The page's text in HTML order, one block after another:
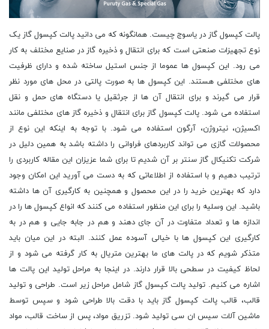
پالت کپسول گاز در یاسوج چیست. همانگونه که می دانید پالت کپسول گاز یک نوع تجهیزات صنعتی است که برای انتقال و ذخیره گاز در صنایع مختلف به کار می رود. این کپسول ها عموما از جنس استیل ساخته شده و دارای ظرفیت های مختلفی هستند. این کپسول ها به صورت پالتی در محل های مورد نظر قرار می گیرند و برای انتقال آن ها از جرثقیل یا دستگاه های حمل و نقل استفاده می شود. پالت کپسول گاز برای انتقال و ذخیره گاز های مختلفی مانند اکسیژن، نیتروژن، آرگون استفاده می شود. با توجه به اینکه این نوع از محصولات گازی می تواند کاربردهای فراوانی را داشته باشد به همین دلیل در شرکت تکنیکال گاز سنتر بر آن شدیم تا برای شما عزیزان این مقاله کاربردی را ترتیب دهیم و با استفاده از اطلاعاتی که به دست می آورید این امکان وجود دارد که بهترین خرید را در این محصول و همچنین به کارگیری آن ها داشته باشید. این وسلیه را برای این منظور استفاده می کنند که انواع کپسول ها را در اندازه ها و تعداد متفاوت در آن جای دهند و هم در جابه جایی و هم در به کارگیری این کپسول ها با خیالی آسوده عمل کنند. البته در این میان باید متذکر شویم که در پالت های ما بهترین متریال به کار گرفته می شود و از لحاظ کیفیت در سطحی بالا قرار دارند. در اینجا به مراحل تولید این پالت ها اشاره می کنیم. تولید پالت کپسول گاز شامل مراحل زیر است. طراحی و تولید قالب، قالب پالت کپسول گاز باید با دقت بالا طراحی شود و سپس توسط ماشین آلات سیس ان سی تولید شود. تزریق مواد، پس از ساخت قالب، مواد پلیمری به داخل قالب تزریق می شود. این مواد عموما شامل پلی پروپیلن است. سرد شدن، پس از تزریق مواد، قالب با مواد پلیمری داخلی به یک دستگاه خنک کننده منتقل می شود تا مواد سرد شوند.جداسازی، پس از سرد شدن مواد، پالت کپسول گاز از قالب جدا می شود.برش و اصلاح، پس از جداسازی، پالت کپسول گاز به اندازه و شکل دقیق برش و اصلاح می شود.بسته بندی، در نهایت، پالت کپسول گاز در بسته بندی های مناسب برای حمل و نقل و فروش آماده می شود. در بخش طراحی و تولید قالب چه اتفافاتی رخ می دهد. برای طراحی و تولید قالب در تولید پالت کپسول گاز، ابتدا باید ابعاد و اندازه های مورد نیاز برای پالت را تعیین کرد. سپس با توجه به این ابعاد و نیازهای تولید، یک قالب طراحی می شود که شامل دو بخش اصلی است. قالب بالا و قالب پایین. قالب بالا در این نوع پالت ها عموما شامل یک یا چند قسمت است که به صورت پرسی در بالای پالت قرار می گیرد و برای تثبیت کپسول گاز استفاده می شود. قالب پایین نیز شامل یک یا چند بخش است که برای تولید قسمت پایین پالت به کار می رود. برای تولید قالب، اغلب از فلزات سخت و مقاوم استفاده می شود که بتوانند فشار و نیروی پرشس را تحمل کنند. سپس با استفاده از دستگاه های پرس و قالب گیری، قالب ها تولید و به کارخانه تولید پالت کپسول گاز ارسال می شوند. در نهایت، با استفاده از این قالب ها، قطعات پالت ساخته می شوند که برای تولید پالت کامل به هم متصل می شوند. پس از تولید، پالت ها برای بسته بندی کپسول های گازی استفاده می شوند و به بازار عرضه می شوند. اما مرحله تزریق مواد چگونه است. تزریق مواد در تولید پالت کپسول گاز می تواند باعث بهبود خواص فیزیکی و مکانیکی آن شود. برای مثال، تزریق موادی مانند پلی پروپیلن، پلی اتیلن، پلی استر و پلی کربنات می تواند باعث افزایش استحکام و سختی پالت شود. همچنین، تزریق موادی مانند مواد ضد آتش، مواد ضد خوردگی و مواد ضد آب می تواند باعث افزایش مقاومت پالت در برابر عوامل خارجی شود. همچنین، تزریق موادی مانند فیبر های شیشه ای و کربنی می تواند باعث افزایش مقاومت پالت در برابر ضربه شود. در نتیجه، تزریق مواد می تواند باعث بهبود کیفیت و عمر مفید پالت کپسول گاز شود. در بخش برش چگونه عمل می شود. برای تولید پالت کپسول گاز ابتدا باید مواد اولیه مورد نیاز را تهیه کرد. این مواد شامل پلیمرهای مختلفی مانند پلی پروپیلن، پلی اتیلن و پلی استایرن است که به صورت گرانول در دسترس هستند. سپس با استفاده از یک دستگاه برش سی ان سی، قالب هایی برای پالت کپسول گاز طراحی و ساخته می شود. این قالب ها به صورت دایکات و یا ساختاری مشابه آن طراحی می شوند که به سادگی قابل تولید تعداد بالا هستند. در مرحله بعد، گرانول های پلیمری در داخل قالب های طراحی شده قرار می گیرند و با استفاده از یک دستگاه حرارتی، به صورت یکپارچه سازی شده و به شکل پالت کپسول گاز خارج می شوند. در نهایت، پالت های تولید شده برای بسته بندی و ارسال به مشتریان آماده می شوند. در این میان نمی توان از نقش موثر گروه کنترل کیفیت ما نیز به سادگی عبور کرد. کنترل کیفیت در تولید پالت کپسول گاز بسیار مهم است. این کنترل شامل بررسی کیفیت مواد اولیه، فرآیند تولید و محصول نهایی می شود. در ادامه به برخی از نقش های کنترل کیفیت در تولید پالت کپسول گاز پرداخته می شود. بررسی کیفیت مواد اولیه، مواد اولیه مورد استفاده در تولید پالت کپسول گاز باید دارای کیفیت مناسب باشند تا در نهایت محصول با کیفیت بالا تولید شود. برای این منظور، باید مواد اولیه از تولیدکنندگان معتبر و با کیفیت تهیه شوند و پس از ورود به کارخانه، مورد بررسی و تست قرار گیرند. کنترل کیفیت در فرآیند تولید، در هر مرحله از فرآیند تولید پالت کپسول گاز، کنترل کیفیت باید صورت گیرد. این شامل بررسی دقیق ابعاد، وزن، سختی و سایر ویژگی های فنی محصول است. همچنین، باید از طریق تست های مختلفی مانند تست ضربه، تست بارگذاری و تست پایداری، کیفیت پالت کپسول گاز بررسی شود. کنترل کیفیت در محصول نهایی، پس از تولید پالت کپسول گاز، باید محصولات نهایی برای بررسی کیفیت مورد بازبینی قرار گیرند. این شامل بررسی دقیق ابعاد، وزن، سختی و سایر ویژگی های فنی محصول است. همچنین، باید از طریق تست های مختلفی مانند تست ضربه، تست بارگذاری و تست پایداری، کیفیت پالت کپسول گاز بررسی شود. ارائه گواهینامه کیفیت، در نهایت، پس از بررسی و تایید کیفیت پالت کپسول گاز، باید گواهینامه کیفیت به مشتریان ارائه شود. این گواهینامه شامل اطلاعاتی مانند تاریخ تولید، شماره سریال، ویژگی های فنی و دیگر مشخصات کیفیتی محصول است. این گواهینامه به مشتریان اطمینان می دهد که محصولی با کیفیت بالا خریداری کرده اند. حال پرسش این است که در تولید این پالت ها چه متریالی به کار می رود. متریال استفاده شده در تولید پالت کپسول گاز را در اینجا معرفی می کنیم. فولاد ضد زنگ، برای تولید بدنه پالت کپسول گاز از فولاد ضد زنگ با کیفیت بالا استفاده می شود. این فولاد به دلیل مقاومت بالا در برابر خوردگی و زنگ زدگی، به عنوان یکی از مهمترین متریال های استفاده شده در تولید پالت کپسول گاز محسوب می شود. پلاستیک با کیفیت بالا، برای تولید بخش های داخلی پالت کپسول گاز از پلاستیک با کیفیت بالا استفاده می شود. این پلاستیک ها مقاوم در برابر حرارت، ضربه و شکستگی هستند و به عنوان یکی از مهمترین متریال های استفاده شده در تولید پالت کپسول گاز محسوب می شوند. آلومینیوم، برای تولید بعضی از قطعات پالت کپسول گاز از آلومینیوم استفاده می شود. این فلز به دلیل وزن سبک و مقاومت بالا در برابر خوردگی و زنگ زدگی، به عنوان یکی از مهمترین متریال های استفاده شده در تولید پالت کپسول گاز محسوب می شود. پلی اتیلن، برای تولید بعضی از قطعات پالت کپسول گاز از پلی اتیلن استفاده می شود. این ماده به دلیل مقاومت بالا در برابر حرارت، ضربه و شکستگی، به عنوان یکی از مهمترین متریال های استفاده شده در تولید پالت کپسول گاز محسوب می شود.در شرکت تکنیکال گاز سنتر که به عنوان برترین تولید کننده پالت کپسول گاز در یاسوج فعالیت خود را در بازار انجام می دهد، می توانید اطمینان داشته باشید که همه وظایف خود را به درستی انجام می دهیم و به دنیال این هستیم که بهترین شرایط را برای مشتریان خود فراهم کنیم. اما لازم است که به برخی از این وظایف نیز در اینجا اشاره ای کوتاه داشته باشیم. تولید پالت کپسول گاز با کیفیت بالا و مطابق با استانداردهای مربوطه. انجام آزمون های کنترل کیفیت برای اطمینان از کیفیت و عملکرد صحیح پالت کپسول گاز. بررسی و انتخاب مواد اولیه مرغوب و مطابق با استانداردهای مربوطه. طراحی و تولید قالب های مورد نیاز برای تولید پالت کپسول گاز. تولید پالت کپسول گاز در مقیاس بزرگ و با سرعت و کارایی بالا. بسته بندی و حمل و نقل پالت کپسول گاز به صورت ایمن و مطابق با استانداردهای مربوطه. ارائه خدمات پس از فروش، از جمله تعمیر و نگهداری پالت کپسول گاز و تامین قطعات یدکی مورد نیاز. در خدمات پس از فروش در تولید پالت کپسول گاز، شامل موارد زیر می شود. تعمیرات و نگهداری، برای حفظ عملکرد بهتر و بالاتر پالت کپسول گاز، تعمیرات و نگهداری منظم و دوره ای انجام می شود. تعمیرات و نگهداری در خدمات پس از فروش برای تولید پالت کپسول گاز بسیار مهم است. این خدمات شامل تعمیر و نگهداری تجهیزات و دستگاه های تولید، تعویض قطعات و تعمیرات الکتریکی و مکانیکی می شود. همچنین، خدمات پس از فروش شامل آموزش کاربران نیز می باشد تا بتوانند به درستی از تجهیزات استفاده کنند و در صورت بروز مشکل، بتوانند آن را به درستی رفع کنند. در تولید پالت کپسول گاز، نگهداری و تعمیرات دوره ای و منظم تجهیزات و دستگاه های تولید بسیار مهم است تا بتوان بهره وری بیشتری از این تجهیزات داشت. همچنین، تعویض قطعات و تعمیرات الکتریکی و مکانیکی نیز باید به صورت منظم انجام شود تا دستگاه ها به خوبی کار کنند و خرابی های احتمالی کاهش یابد. آموزش کاربران نیز بسیار مهم است تا بتوانند به درستی از تجهیزات استفاده کنند و در صورت بروز مشکل، بتوانند آن را به درستی رفع کنند. بنابراین، خدمات پس از فروش در تولید پالت کپسول گاز بسیار حیاتی و لازم است و باید به صورت منظم و با کیفیت ارائه شوند. خدمات پشتیبانی، در صورت بروز هرگونه مشکل در پالت کپسول گاز، خدمات پشتیبانی در دسترس قرار می گیرد تا به هر نحوی که امکان پذیر باشد، مشکلات رفع شود. ارائه قطعات یدکی، در صورت نیاز، قطعات یدکی پالت کپسول گاز ارائه می شود تا مشکلات برطرف شود و عملکرد پالت به حالت اولیه بازگردد. آموزش و آشنایی با پالت کپسول گاز، خدمات پس از فروش شامل آموزش و آشنایی با پالت کپسول گاز نیز می شود تا کاربران بتوانند از بهترین عملکرد پالت استفاده کنند. با توجه به این موارد و همچنین بسیاری از خدمات دیگر که در مرکز فروش پالت کپسول گاز یاسوج ما وجود دارد در زمینه فروش انواع گاز آزمایشگاهی، صنعتی و خلوص بالا دارد، همگان به دنیال این هستند که با ما همکاری خود را آغاز کنند و یا استحکام بیشتری را در روابط با ما به وجود آورند، زیرا می دانند که ما با مجموعه ای کامل همیشه و در همه حال به دنبال این هستیم که به مشتریان خود انواع خدمات را ارائه دهیم و محصولات مورد نیاز آن ها را در کوتاهترین زمان ممکن تامین کنیم. انواع پالت کپسول گاز در یاسوج در سایت تخصصی ما وجود دارد و می توانید متناسب با نیاز خود و البته بودجه ای که در اختیار دارید، برای تهیه آن ها اقدام کنید و بهترین نتایج را در این راه به دست آورید. اما با تئجه به اینکه محصولات ما در بهترین شرایط تولید و ساخت پالت کپسول گاز در یاسوج می باشد، می توانید با اطمینان کامل نسبت به هر چیز در شرکت تکنیکال گاز سنتر خرید خود را انجام دهید و محصول مربوطه را بدون کوچکترین نگرانی تهیه کنید و در مصارف مختلف از آن ها بهره مند شوید. ما به شما در این مقاله خواهیم گفت که پالت کپسول گاز در یاسوج چه کاربردی دارد و باید در چه مصارفی آن ها را مورد استفاده قرار دهید تا با این کار بهترین نتایج را در خرید و استفاده از آن ها به دست آورید. به همین دلیل است که همگان بر این موضوع اذعان دارند که فروش پالت کپسول گاز در یاسوج به وسیله شرکت تکنیکال گاز سنتر به صورت حرفه ای دنبال می شود . می توانید با همکاری با ما بهترین ها را برای خود به ا